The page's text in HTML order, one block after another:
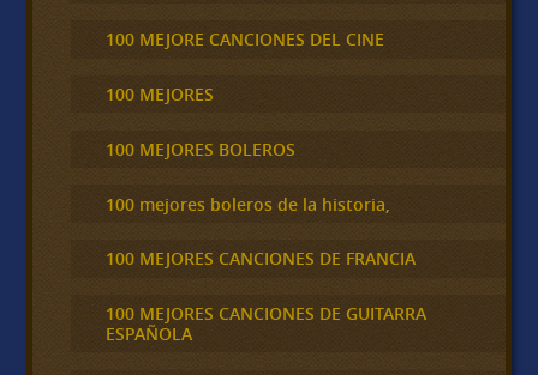
100 MEJORE CANCIONES DEL CINE
100 MEJORES
100 MEJORES BOLEROS
100 mejores boleros de la historia,
100 MEJORES CANCIONES DE FRANCIA
100 MEJORES CANCIONES DE GUITARRA
ESPAÑOLA